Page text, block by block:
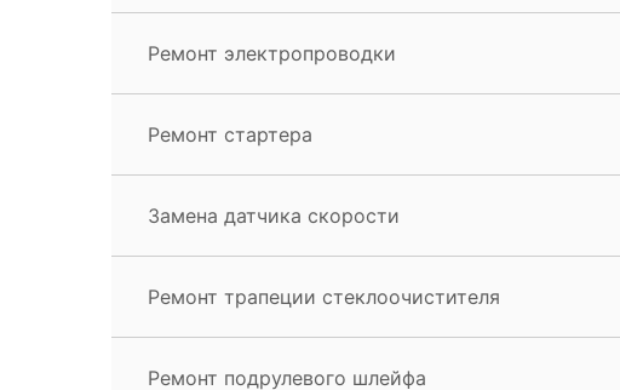
Ремонт электропроводки
Ремонт стартера
Замена датчика скорости
Ремонт трапеции стеклоочистителя
Ремонт подрулевого шлейфа